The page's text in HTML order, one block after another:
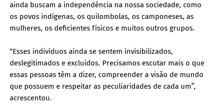
ainda buscam a independência na nossa sociedade, como
os povos indígenas, os quilombolas, os camponeses, as
mulheres, os deficientes físicos e muitos outros grupos.
“Esses indivíduos ainda se sentem invisibilizados,
deslegitimados e excluídos. Precisamos escutar mais o que
essas pessoas têm a dizer, compreender a visão de mundo
que possuem e respeitar as peculiaridades de cada um”,
acrescentou.